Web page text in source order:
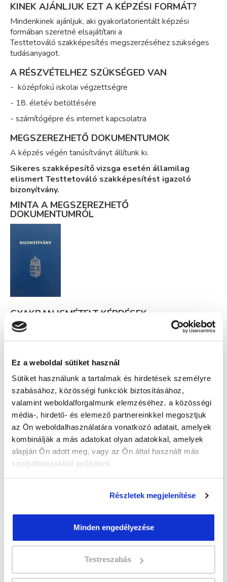
Ez a weboldal sütiket használ
Sütiket használunk a tartalmak és hirdetések személyre
szabásához, közösségi funkciók biztosításához,
valamint weboldalforgalmunk elemzéséhez. a közösségi
média-, hirdető- és elemező partnereinkkel megosztjuk
az Ön weboldalhasználatára vonatkozó adatait, amelyek
kombinálják a más adatokat olyan adatokkal, amelyek
alapján Ön adott meg, vagy az Ön által használt más
szolgáltatásokból gyűjtöttek.
Részletek megjelenítése
Minden engedélyezése
Testreszabás
KINEK AJÁNLJUK EZT A KÉPZÉSI FORMÁT?
Mindenkinek ajánljuk, aki gyakorlatorientált képzési
formában szeretné elsajátítani a
Testtetováló szakképesítés megszerzéséhez szükséges
tudásanyagot.
A RÉSZVÉTELHEZ SZÜKSÉGED VAN
- középfokú iskolai végzettségre
- 18. életév betöltésére
- számítógépre és internet kapcsolatra
MEGSZEREZHETŐ DOKUMENTUMOK
A képzés végén tanúsítványt állítunk ki.
Sikeres szakképesítő vizsga esetén államilag
elismert Testtetováló szakképesítést igazoló
bizonyítvány.
MINTA A MEGSZEREZHETŐ
DOKUMENTUMRÓL
GYAKRAN ISMÉTELT KÉRDÉSEK
Képzésszervező
Tulák Judit
tulak.judit@tanfolyam.hu
+36202504069
" A " csoport
599 000 Ft
egyösszegű befizetés esetén
Vizsgadíj:78 000 Ft